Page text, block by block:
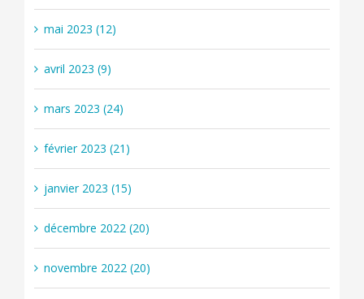
mai 2023 (12)
avril 2023 (9)
mars 2023 (24)
février 2023 (21)
janvier 2023 (15)
décembre 2022 (20)
novembre 2022 (20)